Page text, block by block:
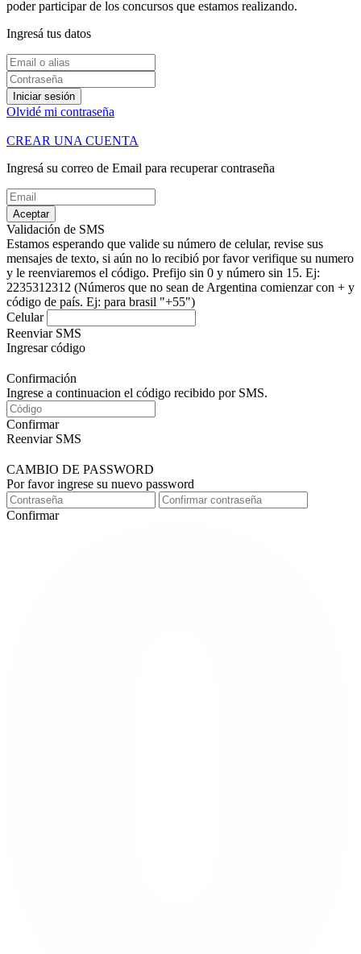
poder participar de los concursos que estamos realizando.
Ingresá tus datos
Iniciar sesión
Olvidé mi contraseña
CREAR UNA CUENTA
Ingresá su correo de Email para recuperar contraseña
Aceptar
Validación de SMS
Estamos esperando que valide su número de celular, revise sus
mensajes de texto, si aún no lo recibió por favor verifique su numero
y le reenviaremos el código. Prefijo sin 0 y número sin 15. Ej:
2235312312 (Números que no sean de Argentina comienzar con + y
código de país. Ej: para brasil "+55")
Celular
Reenviar SMS
Ingresar código
Confirmación
Ingrese a continuacion el código recibido por SMS.
Confirmar
Reenviar SMS
CAMBIO DE PASSWORD
Por favor ingrese su nuevo password
Confirmar